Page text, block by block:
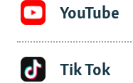
YouTube
Tik Tok